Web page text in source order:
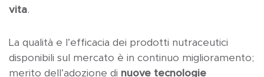
vita.
La qualità e l’efficacia dei prodotti nutraceutici
disponibili sul mercato è in continuo miglioramento;
merito dell’adozione di nuove tecnologie